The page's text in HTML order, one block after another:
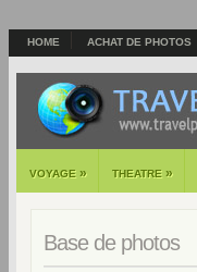
HOME ACHAT DE PHOTOS
VOYAGE » THEATRE »
Base de photos